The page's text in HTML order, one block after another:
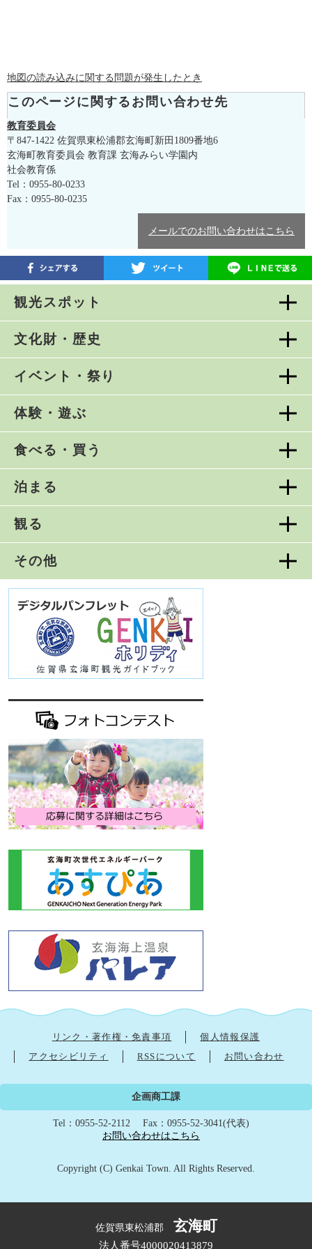
地図の読み込みに関する問題が発生したとき
このページに関するお問い合わせ先
教育委員会
〒847-1422 佐賀県東松浦郡玄海町新田1809番地6
玄海町教育委員会 教育課 玄海みらい学園内
社会教育係
Tel：0955-80-0233
Fax：0955-80-0235
メールでのお問い合わせはこちら
観光スポット
文化財・歴史
イベント・祭り
体験・遊ぶ
食べる・買う
泊まる
観る
その他
リンク・著作権・免責事項
個人情報保護
アクセシビリティ
RSSについて お問い合わせ
企画商工課
Tel：0955-52-2112
Fax：0955-52-3041(代表)
お問い合わせはこちら
Copyright (C) Genkai Town. All Rights Reserved.
佐賀県東松浦郡 玄海町
法人番号4000020413879